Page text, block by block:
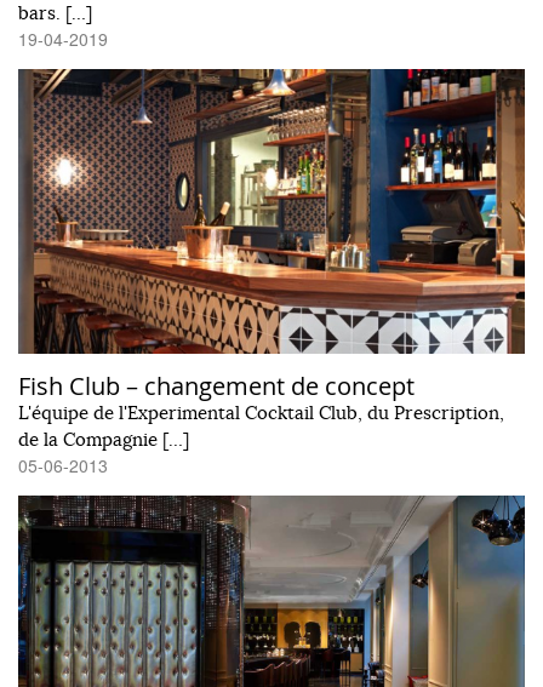
bars. […]
19-04-2019
Fish Club – changement de concept
L'équipe de l'Experimental Cocktail Club, du Prescription,
de la Compagnie […]
05-06-2013